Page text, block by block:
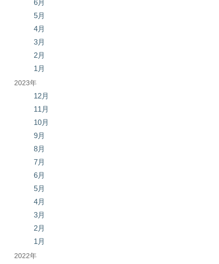
6月
5月
4月
3月
2月
1月
2023年
12月
11月
10月
9月
8月
7月
6月
5月
4月
3月
2月
1月
2022年